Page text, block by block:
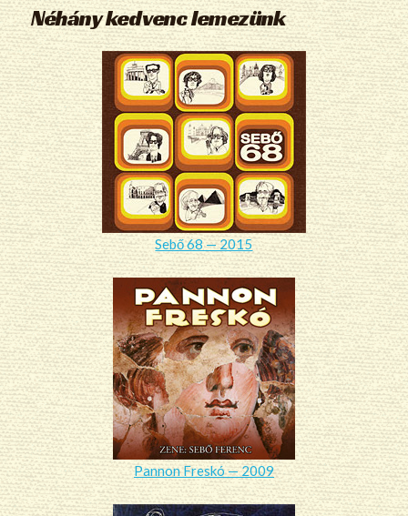
Néhány kedvenc lemezünk
Sebő 68 — 2015
Pannon Freskó — 2009